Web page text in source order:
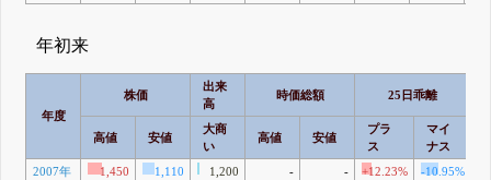
年初来
年度
株価
出来
高
時価総額 25日乖離
高値 安値
大商
い
高値 安値
プラ
ス
マイ
ナス
2007年
1,450 1,110 1,200 - - +12.23% -10.95%